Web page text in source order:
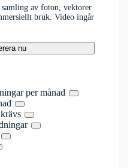
av foton, vektorer
bruk. Video ingår
nu
per månad